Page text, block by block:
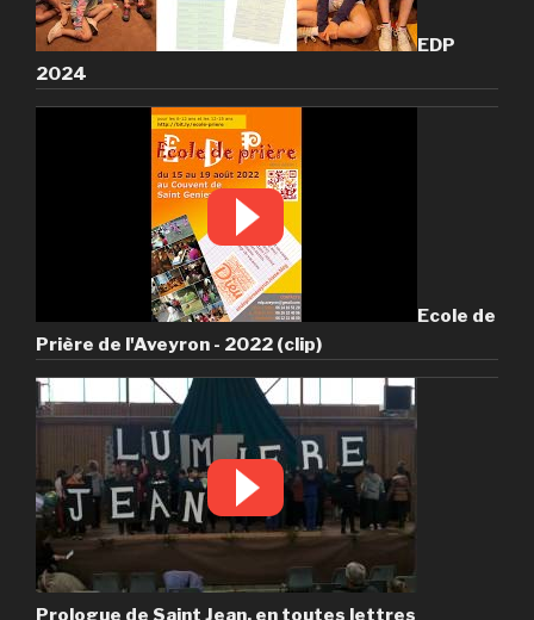
EDP
2024
Ecole de
Prière de l'Aveyron - 2022 (clip)
Prologue de Saint Jean, en toutes lettres